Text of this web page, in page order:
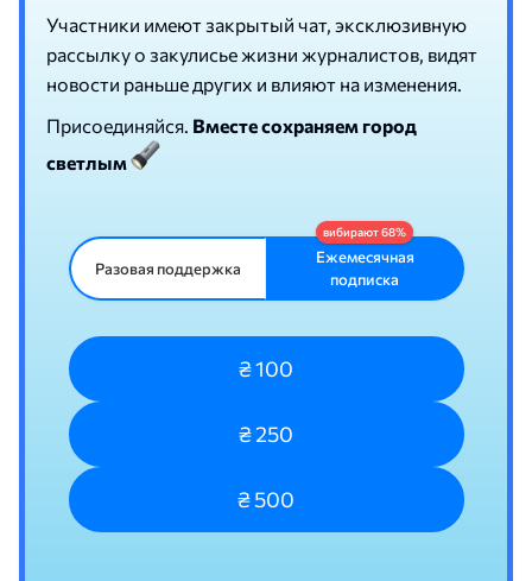
Участники имеют закрытый чат, эксклюзивную
рассылку о закулисье жизни журналистов, видят
новости раньше других и влияют на изменения.
Присоединяйся. Вместе сохраняем город
светлым
Разовая поддержка
Ежемесячная
подписка
₴ 100
₴ 250
₴ 500